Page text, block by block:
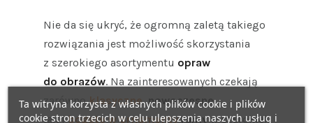
Nie da się ukryć, że ogromną zaletą takiego
rozwiązania jest możliwość skorzystania
z szerokiego asortymentu opraw
do obrazów. Na zainteresowanych czekają
zarównoklasyczne,nowoczesne,
jak ibogate w ornamenty ramyw szerokiej
Ta witryna korzysta z własnych plików cookie i plików
cookie stron trzecich w celu ulepszenia naszych usług i